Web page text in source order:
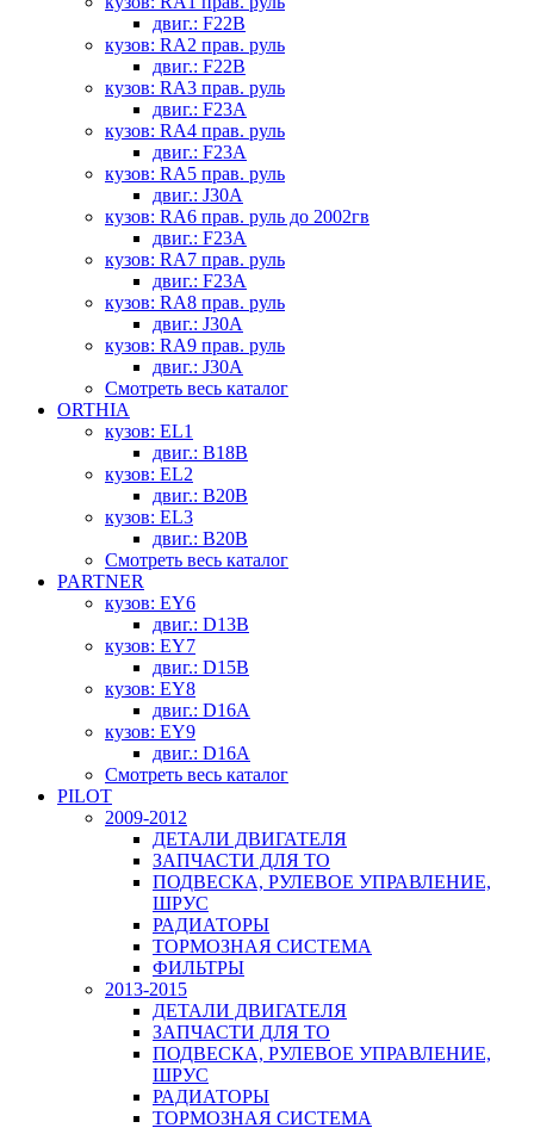
двиг.: F22B
кузов: RA2 прав. руль
двиг.: F22B
кузов: RA3 прав. руль
двиг.: F23A
кузов: RA4 прав. руль
двиг.: F23A
кузов: RA5 прав. руль
двиг.: J30A
кузов: RA6 прав. руль до 2002гв
двиг.: F23A
кузов: RA7 прав. руль
двиг.: F23A
кузов: RA8 прав. руль
двиг.: J30A
кузов: RA9 прав. руль
двиг.: J30A
Смотреть весь каталог
ORTHIA
кузов: EL1
двиг.: B18B
кузов: EL2
двиг.: B20B
кузов: EL3
двиг.: B20B
Смотреть весь каталог
PARTNER
кузов: EY6
двиг.: D13B
кузов: EY7
двиг.: D15B
кузов: EY8
двиг.: D16A
кузов: EY9
двиг.: D16A
Смотреть весь каталог
PILOT
2009-2012
ДЕТАЛИ ДВИГАТЕЛЯ
ЗАПЧАСТИ ДЛЯ ТО
ПОДВЕСКА, РУЛЕВОЕ УПРАВЛЕНИЕ,
ШРУС
РАДИАТОРЫ
ТОРМОЗНАЯ СИСТЕМА
ФИЛЬТРЫ
2013-2015
ДЕТАЛИ ДВИГАТЕЛЯ
ЗАПЧАСТИ ДЛЯ ТО
ПОДВЕСКА, РУЛЕВОЕ УПРАВЛЕНИЕ,
ШРУС
РАДИАТОРЫ
ТОРМОЗНАЯ СИСТЕМА